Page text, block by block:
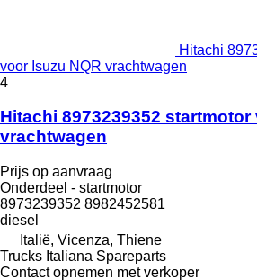
Hitachi
voor Isuzu NQR vrachtwagen
4
Hitachi 8973239352 startmotor
vrachtwagen
Prijs op aanvraag
Onderdeel - startmotor
8973239352 8982452581
diesel
Italië, Vicenza, Thiene
Trucks Italiana Spareparts
Contact opnemen met verkoper